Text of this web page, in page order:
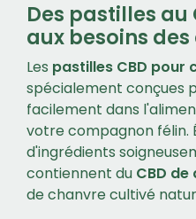
Des pastilles au
aux besoins
Les pastilles CBD pour
spécialement conçues
facilement dans
votre compagnon félin.
d'ingrédients
contiennent du CBD
de chanvre cultivé